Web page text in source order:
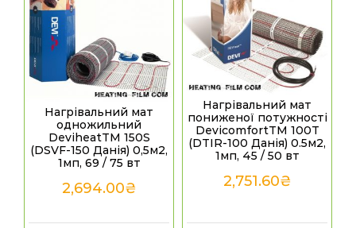
Нагрівальний мат
одножильний
DeviheatTM 150S
(DSVF-150 Данія) 0,5м2,
1мп, 69 / 75 вт
2,694.00₴
Нагрівальний мат
пониженої потужності
DevicomfortTM 100T
(DTIR-100 Данія) 0.5м2,
1мп, 45 / 50 вт
2,751.60₴